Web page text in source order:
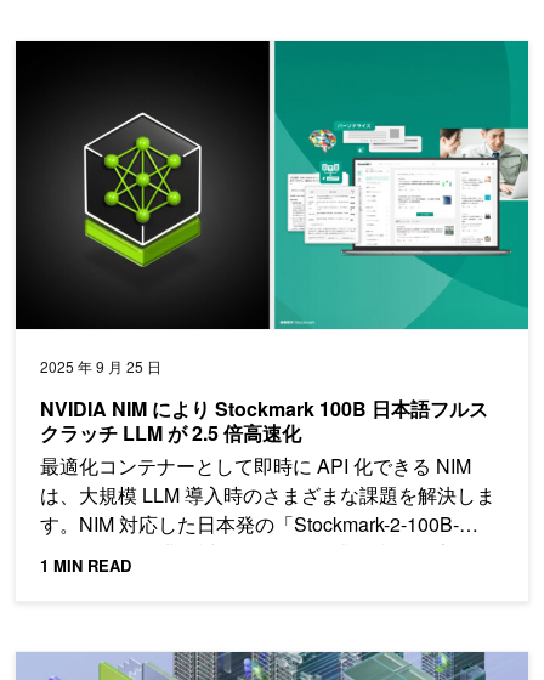
2025 年 9 月 25 日
NVIDIA NIM により Stockmark 100B 日本語フルス
クラッチ LLM が 2.5 倍高速化
最適化コンテナーとして即時に API 化できる NIM
は、大規模 LLM 導入時のさまざまな課題を解決しま
す。NIM 対応した日本発の「Stockmark-2-100B-
Instruct」を是非お試しください。業務利用に適した
1 MIN READ
オープンソースの AI-Q NVIDIA Blueprint を通じてエンタープラ